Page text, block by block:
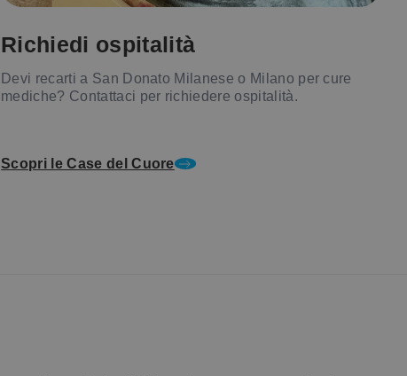
Richiedi ospitalità
Devi recarti a San Donato Milanese o Milano per cure
mediche? Contattaci per richiedere ospitalità.
Scopri le Case del Cuore